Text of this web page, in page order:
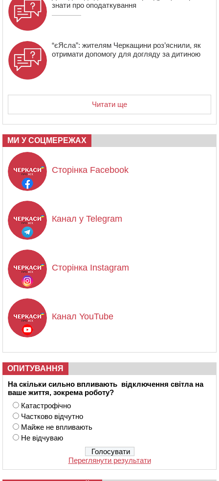
знати про оподаткування
“єЯсла”: жителям Черкащини роз’яснили, як
отримати допомогу для догляду за дитиною
Читати ще
МИ У СОЦМЕРЕЖАХ
Сторінка Facebook
Канал у Telegram
Сторінка Instagram
Канал YouTube
ОПИТУВАННЯ
На скільки сильно впливають відключення світла на
ваше життя, зокрема роботу?
Катастрофічно
Частково відчутно
Майже не впливають
Не відчуваю
Переглянути результати